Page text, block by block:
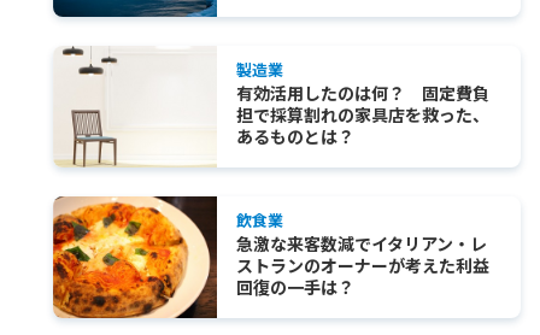
製造業
有効活用したのは何？ 固定費負
担で採算割れの家具店を救った、
あるものとは？
飲食業
急激な来客数減でイタリアン・レ
ストランのオーナーが考えた利益
回復の一手は？